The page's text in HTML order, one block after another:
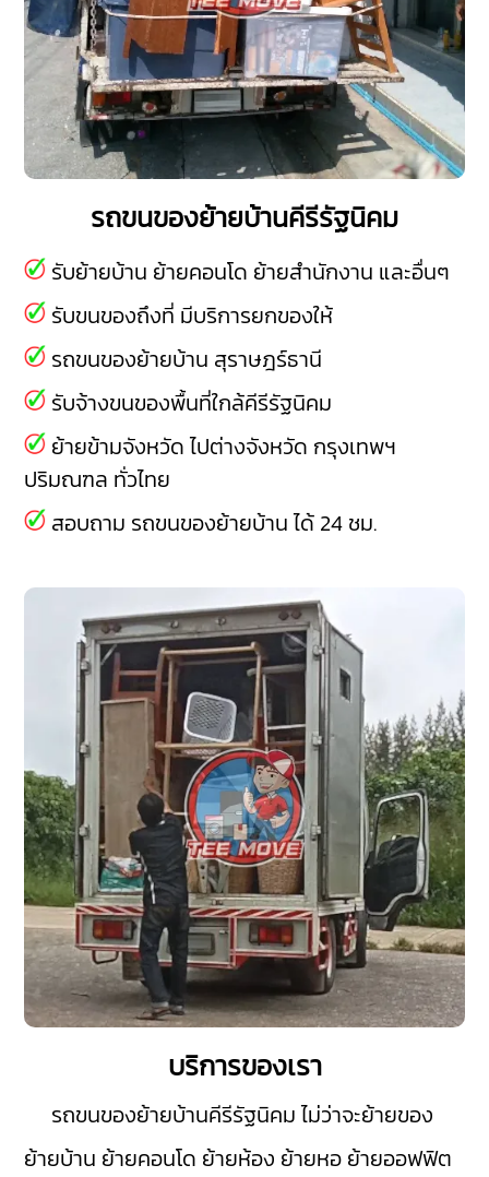
รถขนของย้ายบ้านคีรีรัฐนิคม
รับย้ายบ้าน ย้ายคอนโด ย้ายสำนักงาน และอื่นๆ
รับขนของถึงที่ มีบริการยกของให้
รถขนของย้ายบ้าน สุราษฎร์ธานี
รับจ้างขนของพื้นที่ใกล้คีรีรัฐนิคม
ย้ายข้ามจังหวัด ไปต่างจังหวัด กรุงเทพฯ
ปริมณฑล ทั่วไทย
สอบถาม รถขนของย้ายบ้าน ได้ 24 ชม.
บริการของเรา
รถขนของย้ายบ้านคีรีรัฐนิคมไม่ว่าจะย้ายของ
ย้ายบ้าน ย้ายคอนโด ย้ายห้อง ย้ายหอ ย้ายออฟฟิต